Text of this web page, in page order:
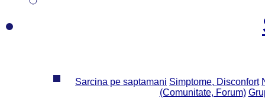
Sarcina pe saptamani Simptome, Disconfort
(Comunitate, Forum)